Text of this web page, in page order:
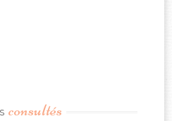
consultés